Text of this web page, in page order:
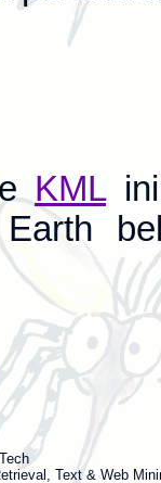
KMLini
Earth
Text & Web